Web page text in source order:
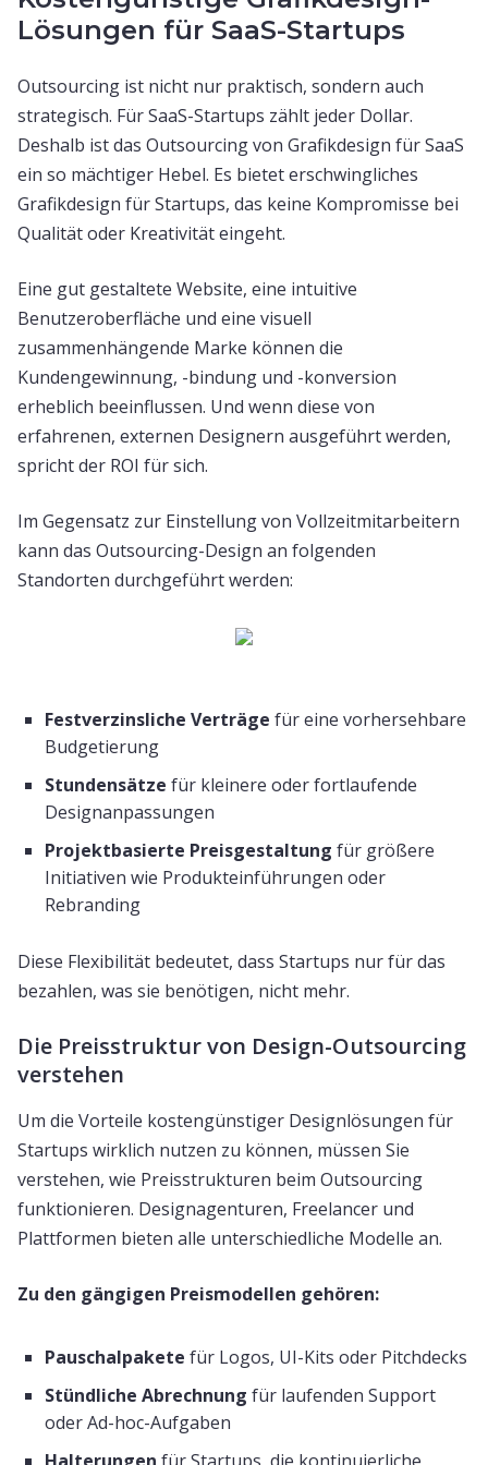
Lösungen für SaaS-Startups
Outsourcing ist nicht nur praktisch, sondern auch
strategisch. Für SaaS-Startups zählt jeder Dollar.
Deshalb ist das Outsourcing von Grafikdesign für SaaS
ein so mächtiger Hebel. Es bietet erschwingliches
Grafikdesign für Startups, das keine Kompromisse bei
Qualität oder Kreativität eingeht.
Eine gut gestaltete Website, eine intuitive
Benutzeroberfläche und eine visuell
zusammenhängende Marke können die
Kundengewinnung, -bindung und -konversion
erheblich beeinflussen. Und wenn diese von
erfahrenen, externen Designern ausgeführt werden,
spricht der ROI für sich.
Im Gegensatz zur Einstellung von Vollzeitmitarbeitern
kann das Outsourcing-Design an folgenden
Standorten durchgeführt werden:
Festverzinsliche Verträge für eine vorhersehbare
Budgetierung
Stundensätze für kleinere oder fortlaufende
Designanpassungen
Projektbasierte Preisgestaltung für größere
Initiativen wie Produkteinführungen oder
Rebranding
Diese Flexibilität bedeutet, dass Startups nur für das
bezahlen, was sie benötigen, nicht mehr.
Die Preisstruktur von Design-Outsourcing
verstehen
Um die Vorteile kostengünstiger Designlösungen für
Startups wirklich nutzen zu können, müssen Sie
verstehen, wie Preisstrukturen beim Outsourcing
funktionieren. Designagenturen, Freelancer und
Plattformen bieten alle unterschiedliche Modelle an.
Zu den gängigen Preismodellen gehören:
Pauschalpakete für Logos, UI-Kits oder Pitchdecks
Stündliche Abrechnung für laufenden Support
oder Ad-hoc-Aufgaben